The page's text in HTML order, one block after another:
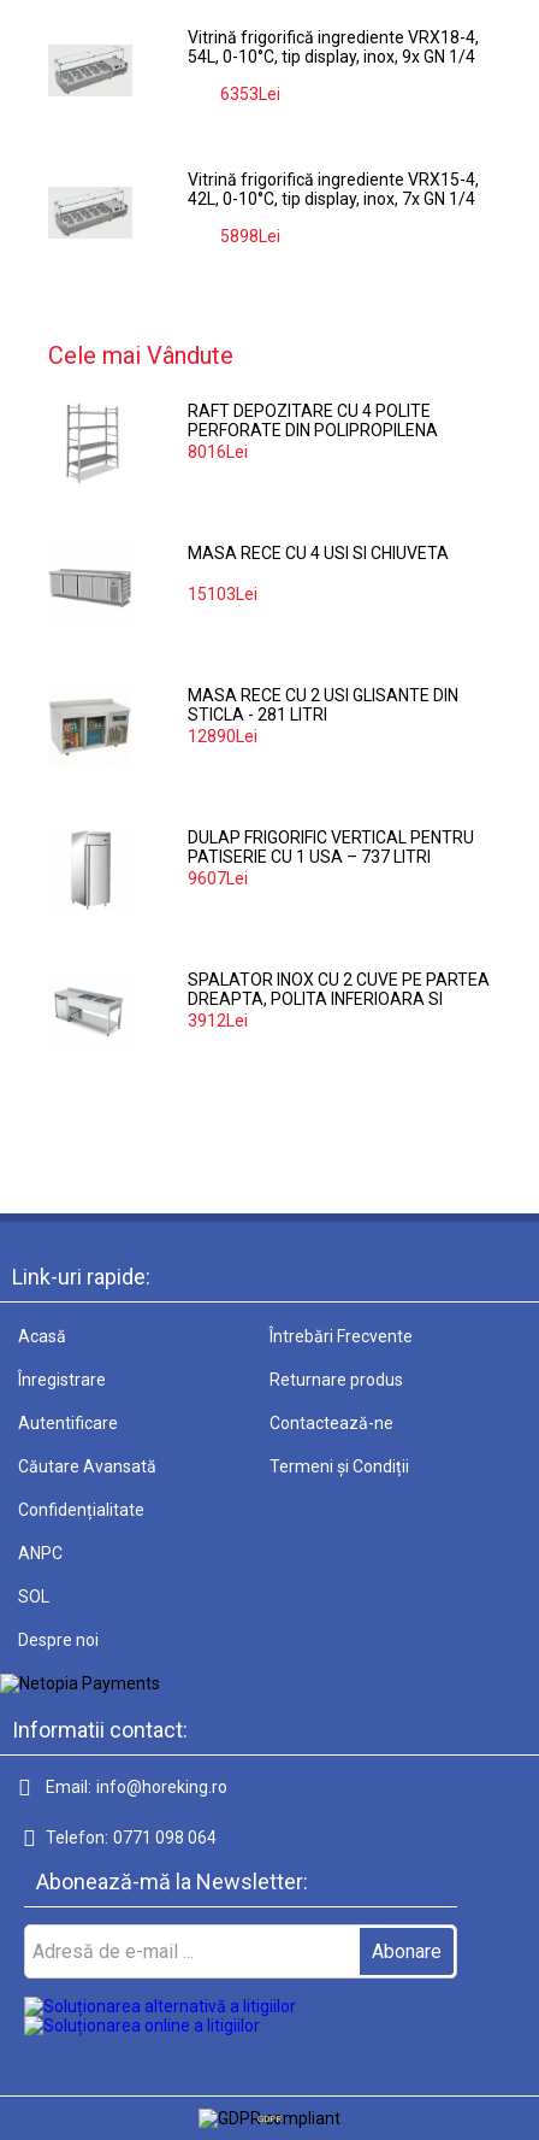
Vitrină frigorifică ingrediente VRX18-4,
54L, 0-10°C, tip display, inox, 9x GN 1/4
6353Lei
Vitrină frigorifică ingrediente VRX15-4,
42L, 0-10°C, tip display, inox, 7x GN 1/4
5898Lei
Cele mai Vândute
RAFT DEPOZITARE CU 4 POLITE
PERFORATE DIN POLIPROPILENA
374*60 CM
8016Lei
MASA RECE CU 4 USI SI CHIUVETA
15103Lei
MASA RECE CU 2 USI GLISANTE DIN
STICLA - 281 LITRI
12890Lei
DULAP FRIGORIFIC VERTICAL PENTRU
PATISERIE CU 1 USA – 737 LITRI
9607Lei
SPALATOR INOX CU 2 CUVE PE PARTEA
DREAPTA, POLITA INFERIOARA SI
SPATIU MASINA SPALAT 160*70*85
3912Lei
Link-uri rapide:
Acasă
Înregistrare
Autentificare
Căutare Avansată
Întrebări Frecvente
Returnare produs
Contactează-ne
Termeni și Condiții
Confidențialitate
ANPC
SOL
Despre noi
Informatii contact:
Email: info@horeking.ro
Telefon: 0771 098 064
Abonează-mă la Newsletter:
GDPR